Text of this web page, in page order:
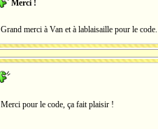
Merci !
Grand merci à Van et à lablaisaille pour le code.
Merci pour le code, ça fait plaisir !